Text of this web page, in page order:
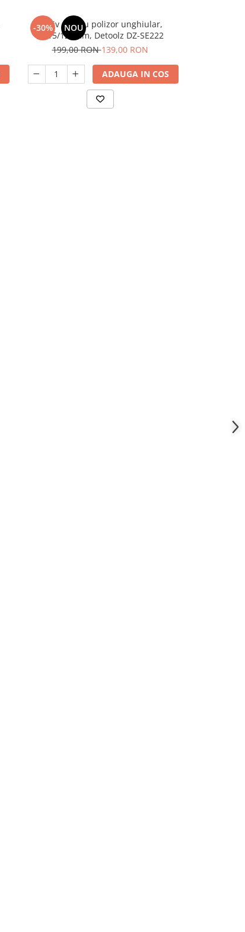
-30% NOU
Stativ pentru polizor unghiular,
Ø115/125mm, Detoolz DZ-SE222
199,00 RON139,00 RON
ADAUGA IN COS